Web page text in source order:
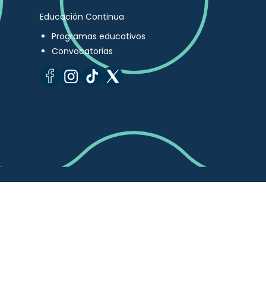
Educación Continua
Programas educativos
Convocatorias